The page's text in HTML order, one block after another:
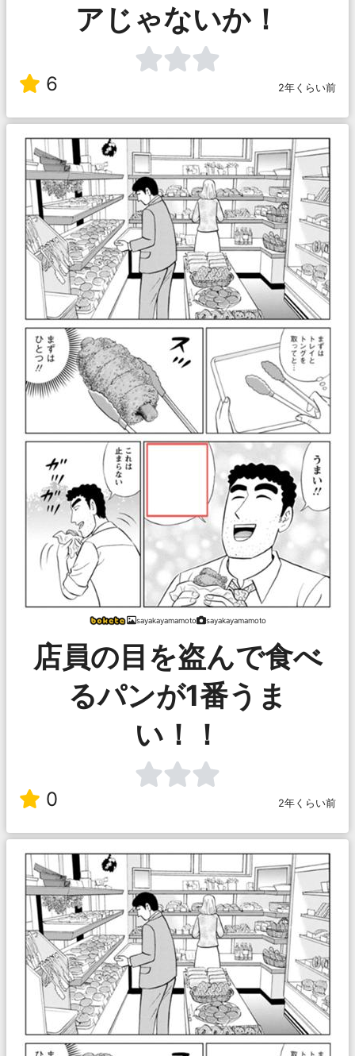
アじゃないか！
6 2年くらい前
sayakayamamoto sayakayamamoto
店員の目を盗んで食べ
るパンが1番うま
い！！
0 2年くらい前